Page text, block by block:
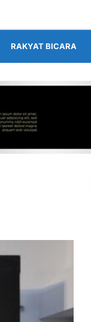
RAKYAT BICARA